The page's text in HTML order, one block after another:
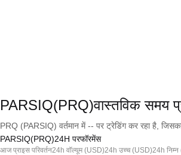
PARSIQ(PRQ)वास्तविक समय
PRQ (PARSIQ) वर्तमान में -- पर ट्रेडिंग कर रहा है,
PARSIQ(PRQ)24H परफॉरमेंस
आज प्राइस परिवर्तन24h वॉल्यूम (USD)24h उच्च (USD)24h